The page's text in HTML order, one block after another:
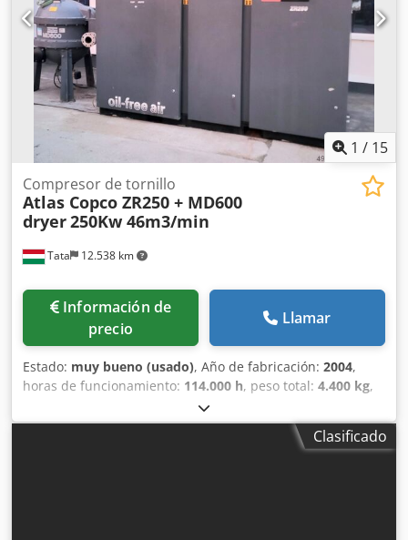
1 / 15
Tata 12.538 km
Compresor de tornillo
Atlas Copco ZR250 + MD600
dryer250Kw 46m3/min
Información de
precio
Llamar
Estado: muy bueno (usado), Año de fabricación: 2004,
horas de funcionamiento: 114.000 h, peso total: 4.400 kg,
250 kW (339,91 CV), caudal volumétrico:
m³/h, presión de funcionamiento:10 bar, Mantenimiento
regular, en excelente estado. Compresor de tornillo Atlas
Clasificado